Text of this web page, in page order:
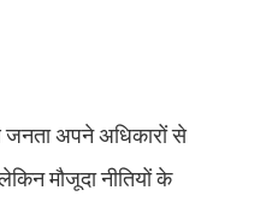
जनता अपने अधिकारों से
मौजूदा नीतियों के